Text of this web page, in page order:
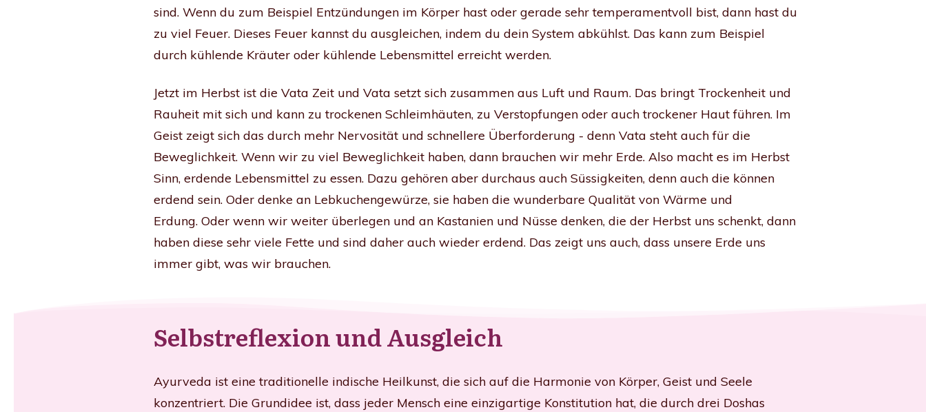
sind. Wenn du zum Beispiel Entzündungen im Körper hast oder gerade sehr temperamentvoll bist, dann hast du
zu viel Feuer. Dieses Feuer kannst du ausgleichen, indem du dein System abkühlst. Das kann zum Beispiel
durch kühlende Kräuter oder kühlende Lebensmittel erreicht werden.
Jetzt im Herbst ist die Vata Zeit und Vata setzt sich zusammen aus Luft und Raum. Das bringt Trockenheit und
Rauheit mit sich und kann zu trockenen Schleimhäuten, zu Verstopfungen oder auch trockener Haut führen. Im
Geist zeigt sich das durch mehr Nervosität und schnellere Überforderung - denn Vata steht auch für die
Beweglichkeit. Wenn wir zu viel Beweglichkeit haben, dann brauchen wir mehr Erde. Also macht es im Herbst
Sinn, erdende Lebensmittel zu essen. Dazu gehören aber durchaus auch Süssigkeiten, denn auch die können
erdend sein. Oder denke an Lebkuchengewürze, sie haben die wunderbare Qualität von Wärme und
Erdung. Oder wenn wir weiter überlegen und an Kastanien und Nüsse denken, die der Herbst uns schenkt, dann
haben diese sehr viele Fette und sind daher auch wieder erdend. Das zeigt uns auch, dass unsere Erde uns
immer gibt, was wir brauchen.
Selbstreflexion und Ausgleich
Ayurveda ist eine traditionelle indische Heilkunst, die sich auf die Harmonie von Körper, Geist und Seele
konzentriert. Die Grundidee ist, dass jeder Mensch eine einzigartige Konstitution hat, die durch drei Doshas